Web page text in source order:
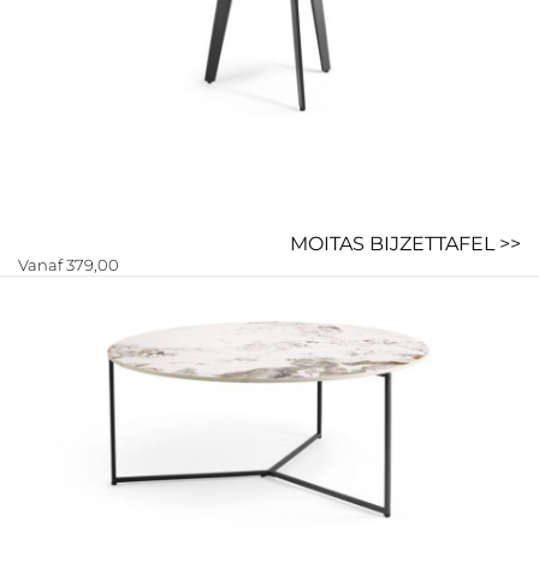
MOITAS BIJZETTAFEL >>
Vanaf 379,00